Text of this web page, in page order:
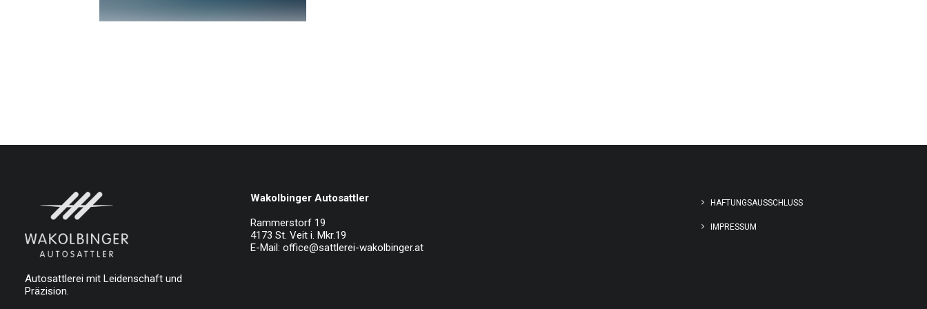
Autosattlerei mit Leidenschaft und
Präzision.
Wakolbinger Autosattler
Rammerstorf 19
4173 St. Veit i. Mkr.19
E-Mail: office@sattlerei-wakolbinger.at
HAFTUNGSAUSSCHLUSS
IMPRESSUM